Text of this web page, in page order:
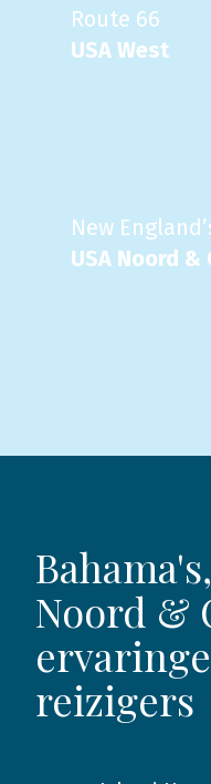
Route 66
USA West
New
USA Noord &
Noord &
reizigers